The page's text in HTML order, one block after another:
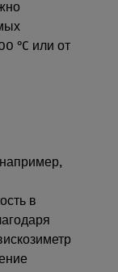
°C или от
например,
в